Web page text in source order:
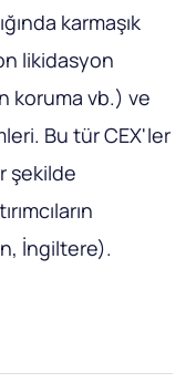
karmaşık
likidasyon
koruma vb.) ve
Bu tür CEX'ler
şekilde
İngiltere).